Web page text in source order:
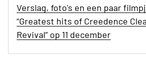
Verslag, foto's en een paar
“Greatest hits of Creedence
Revival” op 11 december